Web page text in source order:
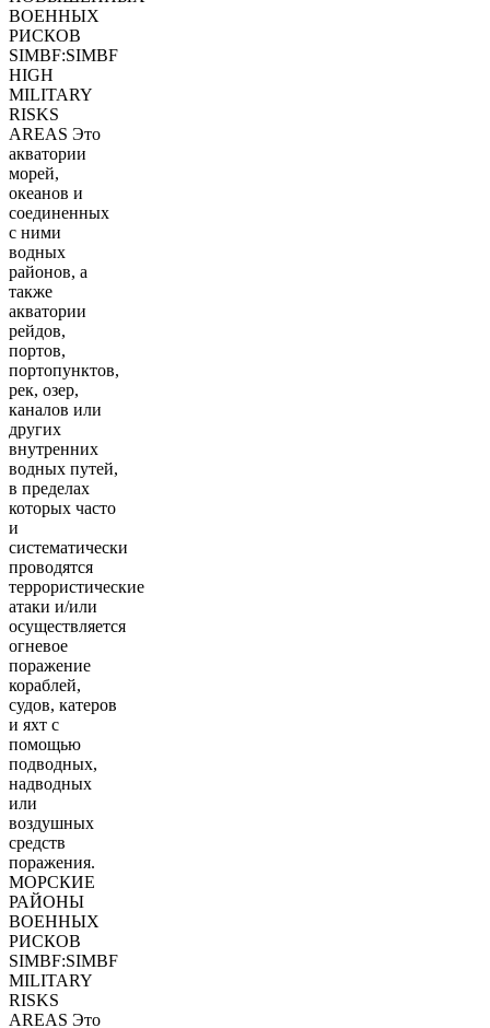
ВОЕННЫХ
РИСКОВ
SIMBF:SIMBF
HIGH
MILITARY
RISKS
AREAS Это
акватории
морей,
океанов и
соединенных
с ними
водных
районов, а
также
акватории
рейдов,
портов,
портопунктов,
рек, озер,
каналов или
других
внутренних
водных путей,
в пределах
которых часто
и
систематически
проводятся
террористические
атаки и/или
осуществляется
огневое
поражение
кораблей,
судов, катеров
и яхт с
помощью
подводных,
надводных
или
воздушных
средств
поражения.
МОРСКИЕ
РАЙОНЫ
ВОЕННЫХ
РИСКОВ
SIMBF:SIMBF
MILITARY
RISKS
AREAS Это